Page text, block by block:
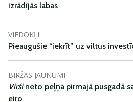
izrādījās labas
VIEDOKĻI
Pieaugušie “iekrīt” uz viltus
BIRŽAS JAUNUMI
Viršineto peļņa pirmajā pusgadā
eiro